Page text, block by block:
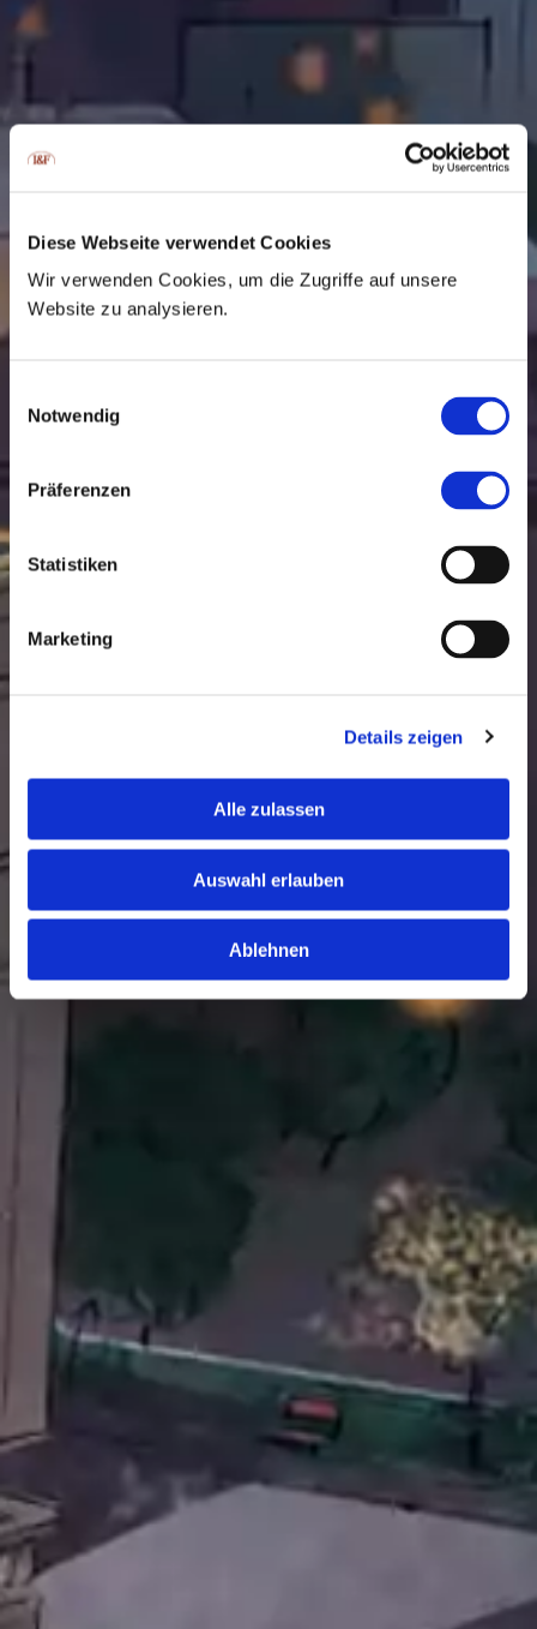
Diese Webseite verwendet Cookies
Wir verwenden Cookies, um die Zugriffe auf unsere
Website zu analysieren.
Notwendig
Präferenzen
Statistiken
Marketing
Details zeigen
Alle zulassen
Auswahl erlauben
Ablehnen